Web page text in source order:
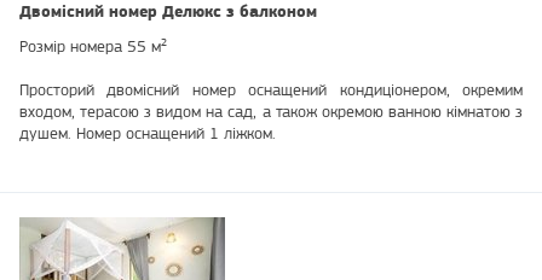
Двомісний номер Делюкс з балконом
Розмір номера 55 м²
Просторий двомісний номер оснащений кондиціонером, окремим
входом, терасою з видом на сад, а також окремою ванною кімнатою з
душем. Номер оснащений 1 ліжком.